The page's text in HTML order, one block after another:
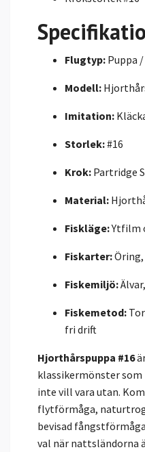
Flugtyp: Puppa
Modell:
Imitation:
Storlek:#16
Krok: Partridge
Material:
Fiskläge:Ytfilm
Fiskarter:
Fiskemiljö:
Fiskemetod:
fri drift
Hjorthårspuppa #16
klassikermönster
inte vill vara utan.
flytförmåga,
bevisad
val när nattsländorna